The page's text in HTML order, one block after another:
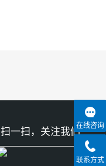
扫一扫，关注我们
在线咨询
联系方式